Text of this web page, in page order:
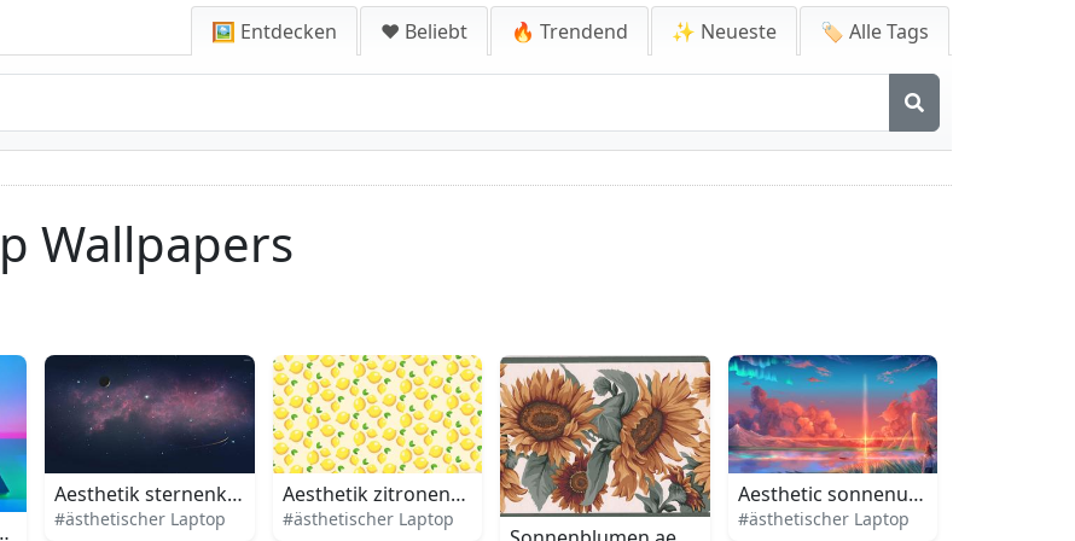
🖼️ Entdecken ❤️ Beliebt 🔥 Trendend ✨ Neueste 🏷️ Alle Tags
Wallpapers
geniessen
mit auffallendem design
Aesthetik sternenklarer weltraum laptop
#ästhetischer Laptop
Aesthetik zitronenmuster laptop
#ästhetischer Laptop
Aesthetic sonnenuntergang laptop
#ästhetischer Laptop